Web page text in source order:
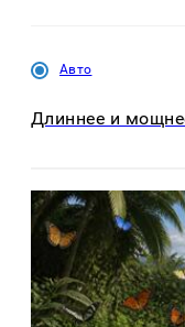
Авто
Длиннее и